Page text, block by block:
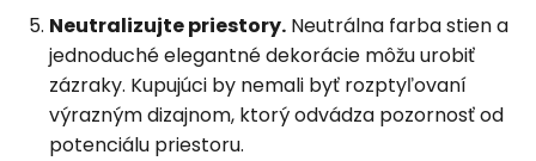
Neutralizujte priestory. Neutrálna farba stien a
jednoduché elegantné dekorácie môžu urobiť
zázraky. Kupujúci by nemali byť rozptyľovaní
výrazným dizajnom, ktorý odvádza pozornosť od
potenciálu priestoru.